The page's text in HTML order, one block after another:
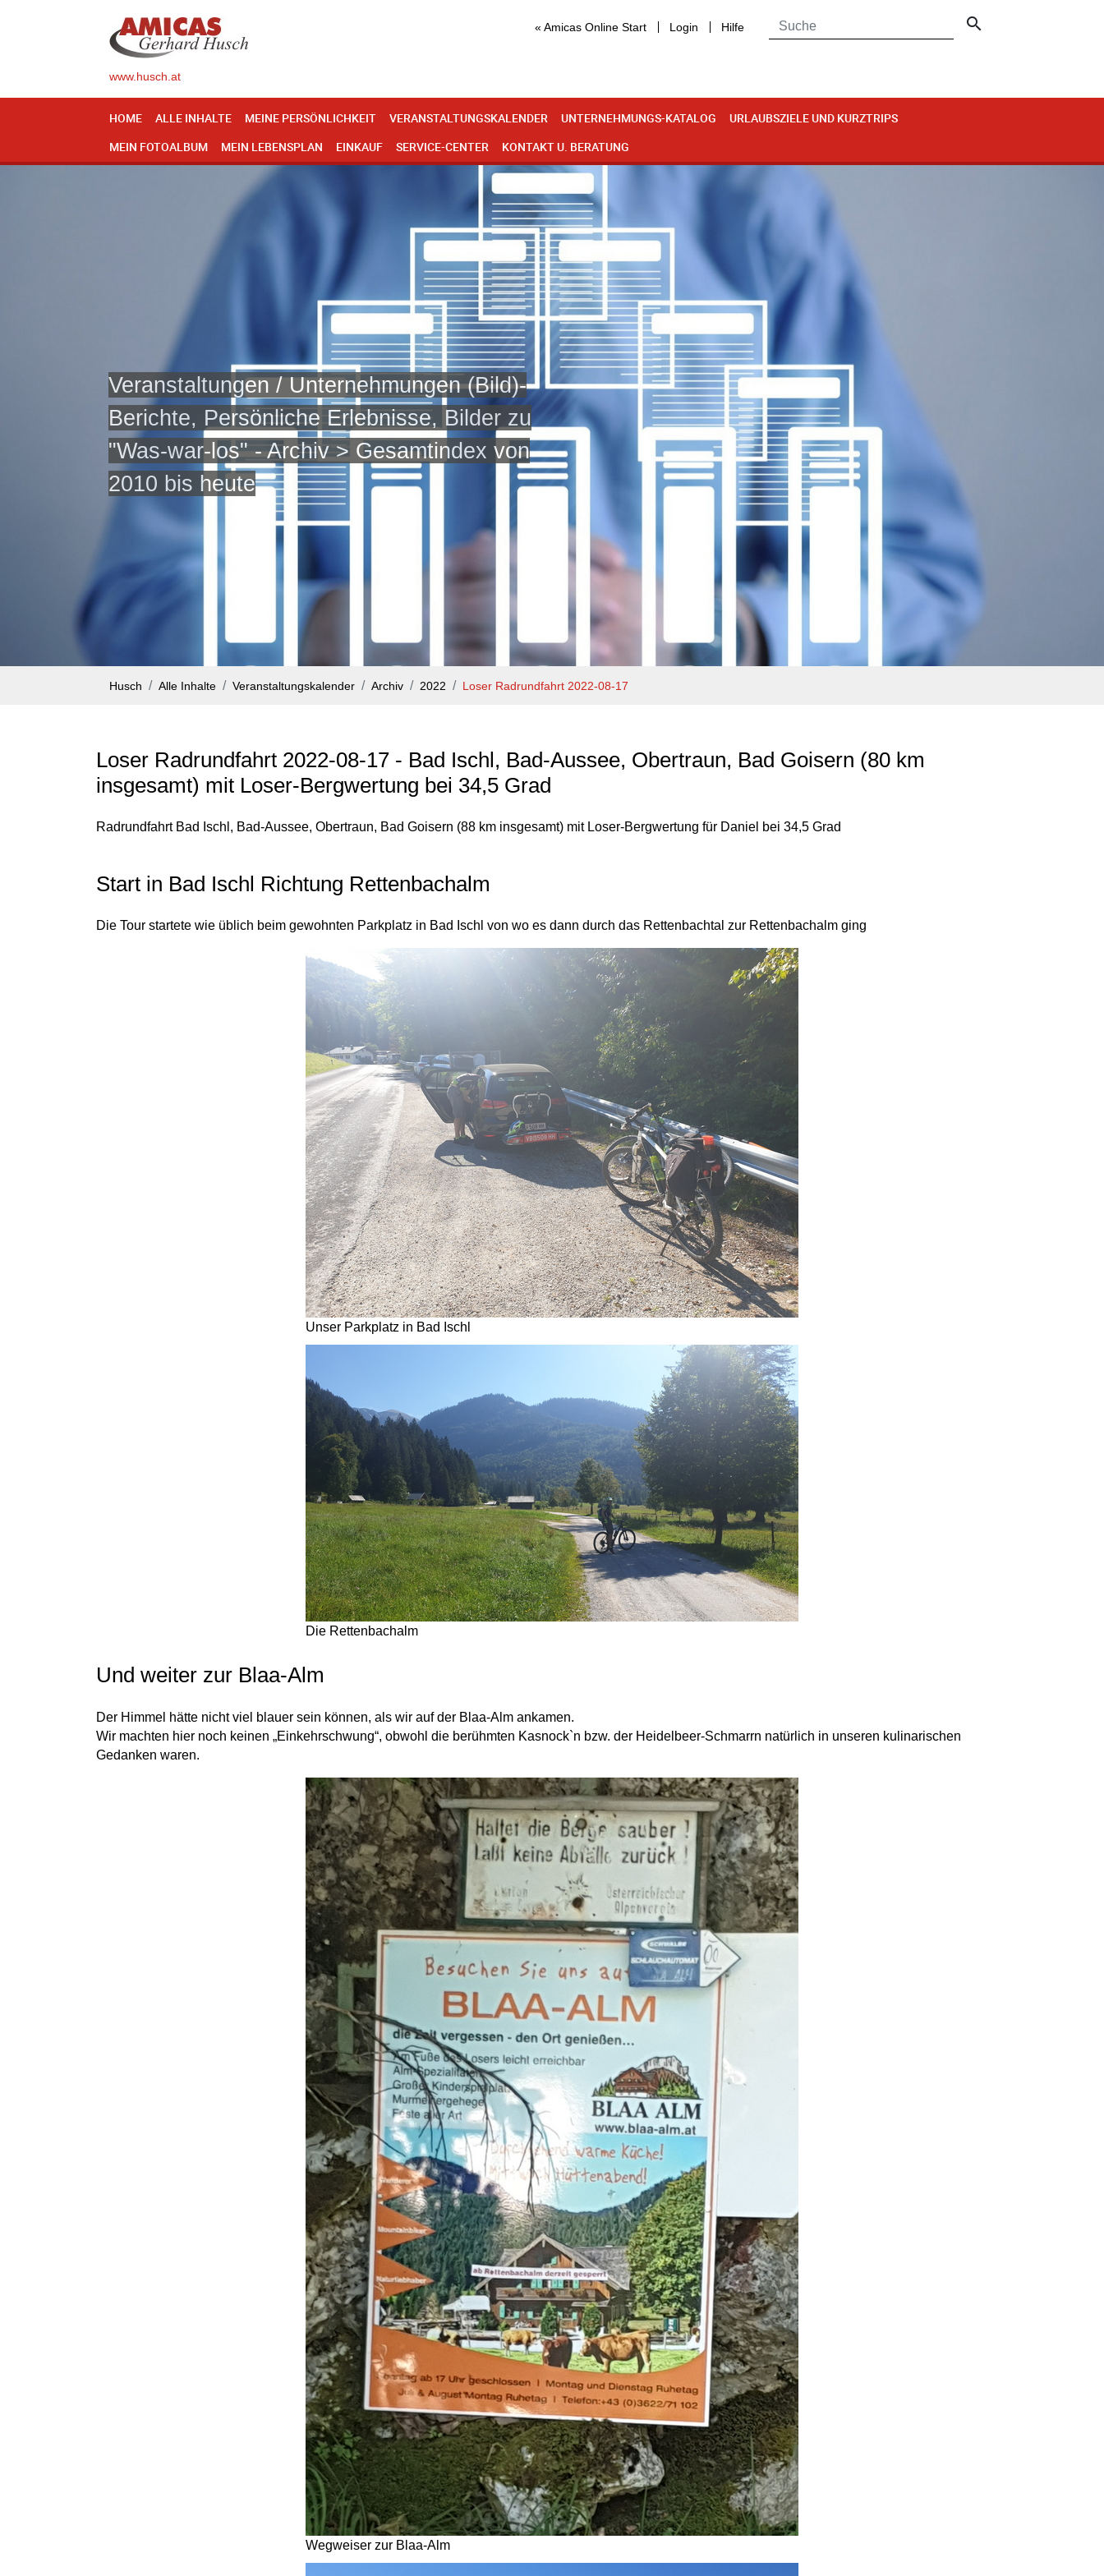
« Amicas Online Start Login Hilfe search
www.husch.at
HOME ALLE INHALTE MEINE PERSÖNLICHKEIT VERANSTALTUNGSKALENDER UNTERNEHMUNGS-KATALOG
URLAUBSZIELE UND KURZTRIPS
MEIN FOTOALBUM
MEIN LEBENSPLAN EINKAUF SERVICE-CENTER KONTAKT U. BERATUNG
Veranstaltungen / Unternehmungen (Bild)-
Berichte, Persönliche Erlebnisse, Bilder zu
"Was-war-los" - Archiv > Gesamtindex von
2010 bis heute
Husch Alle Inhalte Veranstaltungskalender Archiv 2022 Loser Radrundfahrt 2022-08-17
Loser Radrundfahrt 2022-08-17 - Bad Ischl, Bad-Aussee, Obertraun, Bad Goisern (80 km
insgesamt) mit Loser-Bergwertung bei 34,5 Grad
Radrundfahrt Bad Ischl, Bad-Aussee, Obertraun, Bad Goisern (88 km insgesamt) mit Loser-Bergwertung für Daniel bei 34,5 Grad
Start in Bad Ischl Richtung Rettenbachalm
Die Tour startete wie üblich beim gewohnten Parkplatz in Bad Ischl von wo es dann durch das Rettenbachtal zur Rettenbachalm ging
Unser Parkplatz in Bad Ischl
Die Rettenbachalm
Und weiter zur Blaa-Alm
Der Himmel hätte nicht viel blauer sein können, als wir auf der Blaa-Alm ankamen.
Wir machten hier noch keinen „Einkehrschwung“, obwohl die berühmten Kasnock`n bzw. der Heidelbeer-Schmarrn natürlich in unseren kulinarischen
Gedanken waren.
Wegweiser zur Blaa-Alm